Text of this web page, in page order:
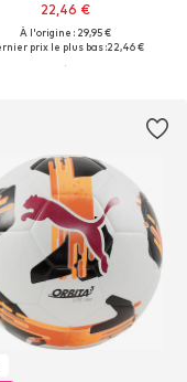
22,46 €
À l'origine : 29,95 €
prix le plus bas :22,46 €